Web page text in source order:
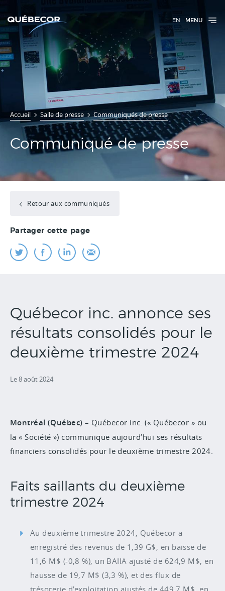
EN MENU
Accueil Salle de presse Communiqués de presse
Communiqué de presse
Retour aux communiqués
Partager cette page
Québecor inc. annonce ses
résultats consolidés pour le
deuxième trimestre 2024
Le 8 août 2024
Montréal (Québec) – Québecor inc. (« Québecor » ou
la « Société ») communique aujourd’hui ses résultats
financiers consolidés pour le deuxième trimestre 2024.
Faits saillants du deuxième
trimestre 2024
Au deuxième trimestre 2024, Québecor a
enregistré des revenus de 1,39 G$, en baisse de
11,6 M$ (-0,8 %), un BAIIA ajusté de 624,9 M$, en
hausse de 19,7 M$ (3,3 %), et des flux de
trésorerie d’exploitation ajustés de 449,7 M$, en